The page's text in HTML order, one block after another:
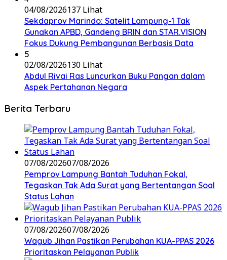
04/08/2026137 Lihat
Sekdaprov Marindo: Satelit Lampung-1 Tak
Gunakan APBD, Gandeng BRIN dan STAR.VISION
Fokus Dukung Pembangunan Berbasis Data
5
02/08/2026130 Lihat
Abdul Rivai Ras Luncurkan Buku Pangan dalam
Aspek Pertahanan Negara
Berita Terbaru
07/08/202607/08/2026
Pemprov Lampung Bantah Tuduhan Fokal,
Tegaskan Tak Ada Surat yang Bertentangan Soal
Status Lahan
07/08/202607/08/2026
Wagub Jihan Pastikan Perubahan KUA-PPAS 2026
Prioritaskan Pelayanan Publik